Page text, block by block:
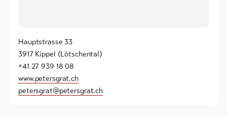
Hauptstrasse 33
3917 Kippel (Lötschental)
+41 27 939 18 08
www.petersgrat.ch
petersgrat@petersgrat.ch